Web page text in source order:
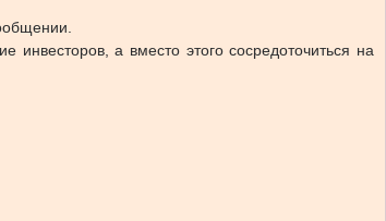
инвесторов, а вместо этого сосредоточиться на